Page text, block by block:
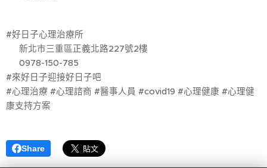
#好日子心理治療所
🚩 新北市三重區正義北路227號2樓
☎️ 0978-150-785
#來好日子迎接好日子吧
#心理治療 #心理諮商 #醫事人員 #covid19 #心理健康 #心理健
康支持方案
Share